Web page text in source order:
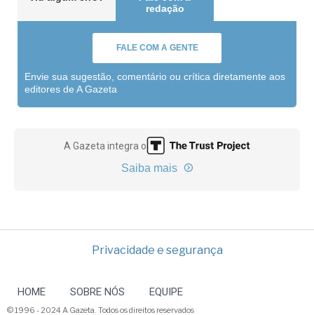
redação
FALE COM A GENTE
Envie sua sugestão, comentário ou crítica diretamente aos
editores de A Gazeta
A Gazeta integra o
Saiba mais
Privacidade e segurança
HOME SOBRE NÓS EQUIPE
© 1996 - 2024 A Gazeta. Todos os direitos reservados